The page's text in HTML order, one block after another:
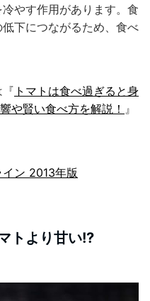
やす作用があります。食
下につながるため、食べ
『 トマトは食べ過ぎると身
や賢い食べ方を解説！ 』
ン 2013年版
トより甘い!?